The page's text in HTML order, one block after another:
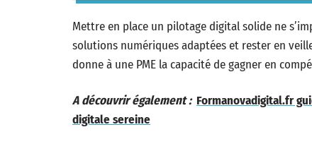
Mettre en place un pilotage digital solide ne
solutions numériques adaptées et rester en
donne à une PME la capacité de gagner en
A découvrir également : Formanovadigital.fr
digitale sereine